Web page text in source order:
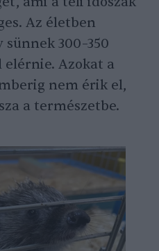
Az életben
sünnek 300–350
Azokat a
nem érik el,
a természetbe.